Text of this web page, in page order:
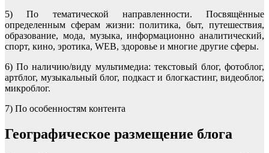
5) По тематической направленности. Посвящённые
определенным сферам жизни: политика, быт, путешествия,
образование, мода, музыка, информационно аналитический,
спорт, кино, эротика, WEB, здоровье и многие другие сферы.
6) По наличию/виду мультимедиа: текстовый блог, фотоблог,
артблог, музыкальный блог, подкаст и блогкастинг, видеоблог,
микроблог.
7) По особенностям контента
Географическое размещение блога